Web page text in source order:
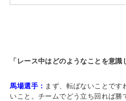
「レース中はどのようなことを意識
馬場選手： まず、転ばないことです
いこと。チームでどう立ち回れば勝